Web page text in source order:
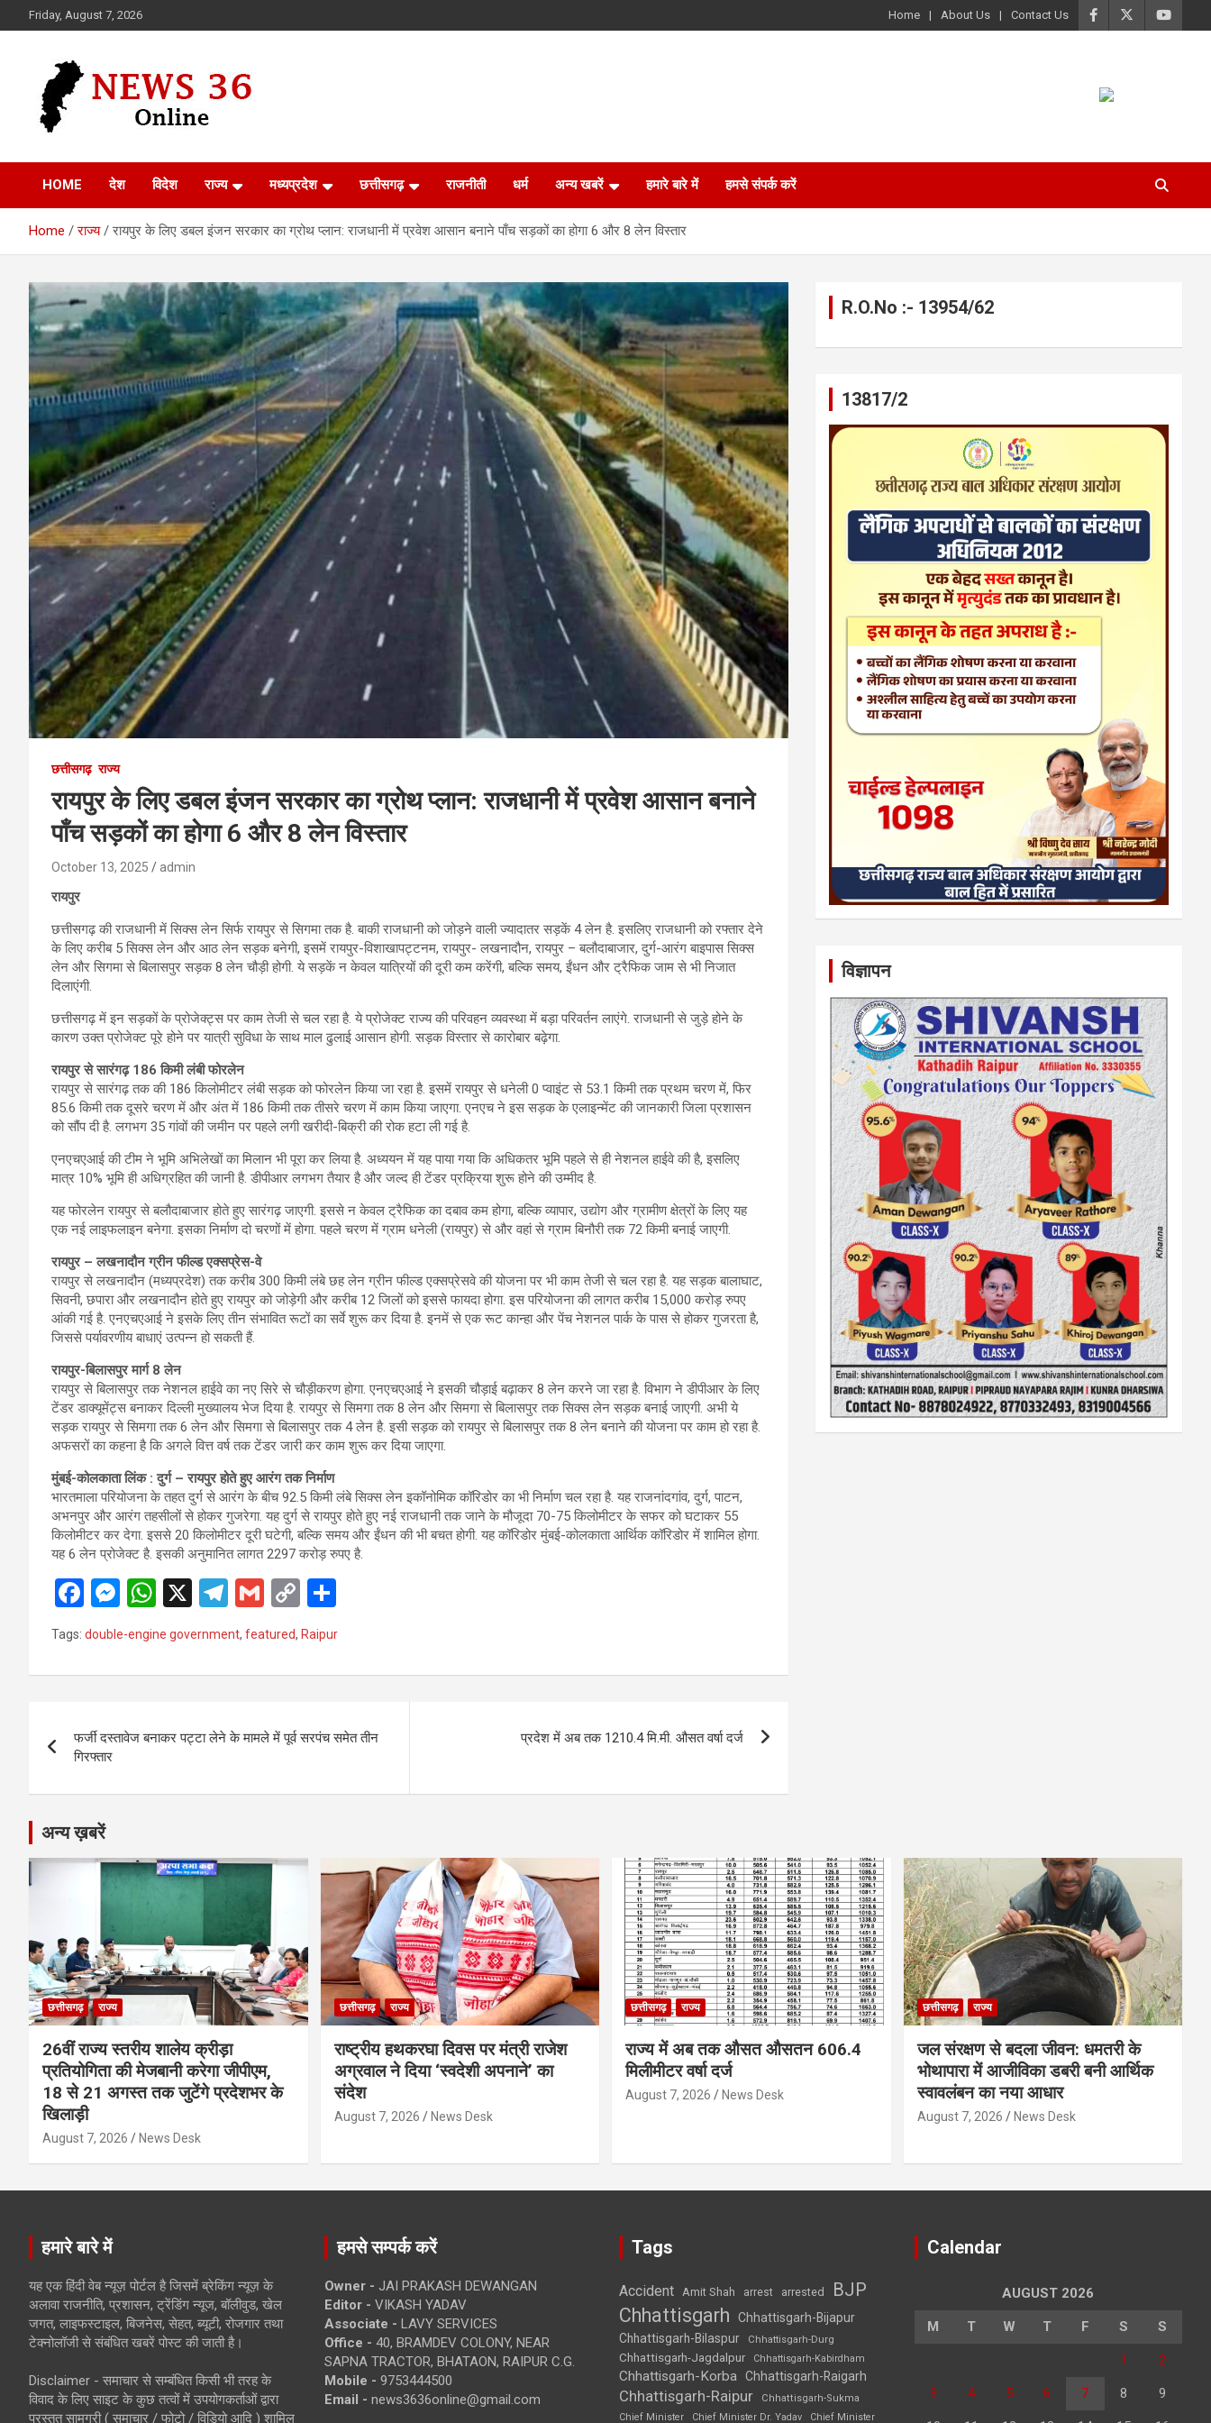
to
Friday, August 7, 2026 Home About Us Contact Us
News 36
HOME देश विदेश राज्य मध्यप्रदेश छत्तीसगढ़ राजनीती धर्म अन्य खबरें हमारे बारे में हमसे संपर्क करें
Home राज्य रायपुर के लिए डबल इंजन सरकार का ग्रोथ प्लान: राजधानी में प्रवेश आसान बनाने पाँच सड़कों का होगा 6 और 8 लेन विस्तार
छत्तीसगढ़ राज्य
रायपुर के लिए डबल इंजन सरकार का ग्रोथ प्लान: राजधानी में प्रवेश आसान बनाने
पाँच सड़कों का होगा 6 और 8 लेन विस्तार
October 13, 2025 admin
रायपुर
छत्तीसगढ़ की राजधानी में सिक्स लेन सिर्फ रायपुर से सिगमा तक है. बाकी राजधानी को जोड़ने वाली ज्यादातर सड़कें 4 लेन है. इसलिए राजधानी को रफ्तार देने
के लिए करीब 5 सिक्स लेन और आठ लेन सड़क बनेगी, इसमें रायपुर-विशाखापट्टनम, रायपुर- लखनादौन, रायपुर – बलौदाबाजार, दुर्ग-आरंग बाइपास सिक्स
लेन और सिगमा से बिलासपुर सड़क 8 लेन चौड़ी होगी. ये सड़कें न केवल यात्रियों की दूरी कम करेंगी, बल्कि समय, ईंधन और ट्रैफिक जाम से भी निजात
दिलाएंगी.
छत्तीसगढ़ में इन सड़कों के प्रोजेक्ट्स पर काम तेजी से चल रहा है. ये प्रोजेक्ट राज्य की परिवहन व्यवस्था में बड़ा परिवर्तन लाएंगे. राजधानी से जुड़े होने के
कारण उक्त प्रोजेक्ट पूरे होने पर यात्री सुविधा के साथ माल ढुलाई आसान होगी. सड़क विस्तार से कारोबार बढ़ेगा.
रायपुर से सारंगढ़ 186 किमी लंबी फोरलेन
रायपुर से सारंगढ़ तक की 186 किलोमीटर लंबी सड़क को फोरलेन किया जा रहा है. इसमें रायपुर से धनेली 0 प्वाइंट से 53.1 किमी तक प्रथम चरण में, फिर
85.6 किमी तक दूसरे चरण में और अंत में 186 किमी तक तीसरे चरण में काम किया जाएगा. एनएच ने इस सड़क के एलाइन्मेंट की जानकारी जिला प्रशासन
को सौंप दी है. लगभग 35 गांवों की जमीन पर पहले लगी खरीदी-बिक्री की रोक हटा ली गई है.
एनएचएआई की टीम ने भूमि अभिलेखों का मिलान भी पूरा कर लिया है. अध्ययन में यह पाया गया कि अधिकतर भूमि पहले से ही नेशनल हाईवे की है, इसलिए
मात्र 10% भूमि ही अधिग्रहित की जानी है. डीपीआर लगभग तैयार है और जल्द ही टेंडर प्रक्रिया शुरू होने की उम्मीद है.
यह फोरलेन रायपुर से बलौदाबाजार होते हुए सारंगढ़ जाएगी. इससे न केवल ट्रैफिक का दबाव कम होगा, बल्कि व्यापार, उद्योग और ग्रामीण क्षेत्रों के लिए यह
एक नई लाइफलाइन बनेगा. इसका निर्माण दो चरणों में होगा. पहले चरण में ग्राम धनेली (रायपुर) से और वहां से ग्राम बिनौरी तक 72 किमी बनाई जाएगी.
रायपुर – लखनादौन ग्रीन फील्ड एक्सप्रेस-वे
रायपुर से लखनादौन (मध्यप्रदेश) तक करीब 300 किमी लंबे छह लेन ग्रीन फील्ड एक्सप्रेसवे की योजना पर भी काम तेजी से चल रहा है. यह सड़क बालाघाट,
सिवनी, छपारा और लखनादौन होते हुए रायपुर को जोड़ेगी और करीब 12 जिलों को इससे फायदा होगा. इस परियोजना की लागत करीब 15,000 करोड़ रुपए
आंकी गई है. एनएचएआई ने इसके लिए तीन संभावित रूटों का सर्वे शुरू कर दिया है. इनमें से एक रूट कान्हा और पेंच नेशनल पार्क के पास से होकर गुजरता है,
जिससे पर्यावरणीय बाधाएं उत्पन्न हो सकती हैं.
रायपुर-बिलासपुर मार्ग 8 लेन
रायपुर से बिलासपुर तक नेशनल हाईवे का नए सिरे से चौड़ीकरण होगा. एनएचएआई ने इसकी चौड़ाई बढ़ाकर 8 लेन करने जा रहा है. विभाग ने डीपीआर के लिए
टेंडर डाक्यूमेंट्स बनाकर दिल्ली मुख्यालय भेज दिया है. रायपुर से सिमगा तक 8 लेन और सिमगा से बिलासपुर तक सिक्स लेन सड़क बनाई जाएगी. अभी ये
सड़क रायपुर से सिमगा तक 6 लेन और सिमगा से बिलासपुर तक 4 लेन है. इसी सड़क को रायपुर से बिलासपुर तक 8 लेन बनाने की योजना पर काम हो रहा है.
अफसरों का कहना है कि अगले वित्त वर्ष तक टेंडर जारी कर काम शुरू कर दिया जाएगा.
मुंबई-कोलकाता लिंक : दुर्ग – रायपुर होते हुए आरंग तक निर्माण
भारतमाला परियोजना के तहत दुर्ग से आरंग के बीच 92.5 किमी लंबे सिक्स लेन इकॉनोमिक कॉरिडोर का भी निर्माण चल रहा है. यह राजनांदगांव, दुर्ग, पाटन,
अभनपुर और आरंग तहसीलों से होकर गुजरेगा. यह दुर्ग से रायपुर होते हुए नई राजधानी तक जाने के मौजूदा 70-75 किलोमीटर के सफर को घटाकर 55
किलोमीटर कर देगा. इससे 20 किलोमीटर दूरी घटेगी, बल्कि समय और ईंधन की भी बचत होगी. यह कॉरिडोर मुंबई-कोलकाता आर्थिक कॉरिडोर में शामिल होगा.
यह 6 लेन प्रोजेक्ट है. इसकी अनुमानित लागत 2297 करोड़ रुपए है.
F
a
ce
b
o
k
M
se
n
er
W
at
s
p
X
T
el
e
gr
m
G
m
ail
C
o
py
Li
k
e
Tags: double-engine government, featured, Raipur
navigation
फर्जी दस्तावेज बनाकर पट्टा लेने के मामले में पूर्व सरपंच समेत तीन
गिरफ्तार
प्रदेश में अब तक 1210.4 मि.मी. औसत वर्षा दर्ज
R.O.No :- 13954/62
13817/2
विज्ञापन
अन्य ख़बरें
छत्तीसगढ़ राज्य
26वीं राज्य स्तरीय शालेय क्रीड़ा
प्रतियोगिता की मेजबानी करेगा जीपीएम,
18 से 21 अगस्त तक जुटेंगे प्रदेशभर के
खिलाड़ी
August 7, 2026 News Desk
छत्तीसगढ़ राज्य
राष्ट्रीय हथकरघा दिवस पर मंत्री राजेश
अग्रवाल ने दिया ‘स्वदेशी अपनाने’ का
संदेश
August 7, 2026 News Desk
छत्तीसगढ़ राज्य
राज्य में अब तक औसत औसतन 606.4
मिलीमीटर वर्षा दर्ज
August 7, 2026 News Desk
छत्तीसगढ़ राज्य
जल संरक्षण से बदला जीवन: धमतरी के
भोथापारा में आजीविका डबरी बनी आर्थिक
स्वावलंबन का नया आधार
August 7, 2026 News Desk
हमारे बारे में
यह एक हिंदी वेब न्यूज़ पोर्टल है जिसमें ब्रेकिंग न्यूज़ के
अलावा राजनीति, प्रशासन, ट्रेंडिंग न्यूज, बॉलीवुड, खेल
जगत, लाइफस्टाइल, बिजनेस, सेहत, ब्यूटी, रोजगार तथा
टेक्नोलॉजी से संबंधित खबरें पोस्ट की जाती है।
Disclaimer - समाचार से सम्बंधित किसी भी तरह के
विवाद के लिए साइट के कुछ तत्वों में उपयोगकर्ताओं द्वारा
प्रस्तुत सामग्री ( समाचार / फोटो / विडियो आदि ) शामिल
हमसे सम्पर्क करें
Owner - JAI PRAKASH DEWANGAN
Editor - VIKASH YADAV
Associate - LAVY SERVICES
Office - 40, BRAMDEV COLONY, NEAR
SAPNA TRACTOR, BHATAON, RAIPUR C.G.
Mobile - 9753444500
Email - news3636online@gmail.com
Tags
Accident Amit Shah arrest arrested BJP
Chhattisgarh
Chhattisgarh-Bijapur
Chhattisgarh-Bilaspur
Chhattisgarh-Durg
Chhattisgarh-Jagdalpur Chhattisgarh-Kabirdham
Chhattisgarh-Korba Chhattisgarh-Raigarh
Chhattisgarh-Raipur
Chhattisgarh-Sukma
Chief Minister
Chief Minister Dr. Yadav Chief Minister
Calendar
AUGUST 2026
M T W T F S S
1 2
3 4 5 6 7 8 9